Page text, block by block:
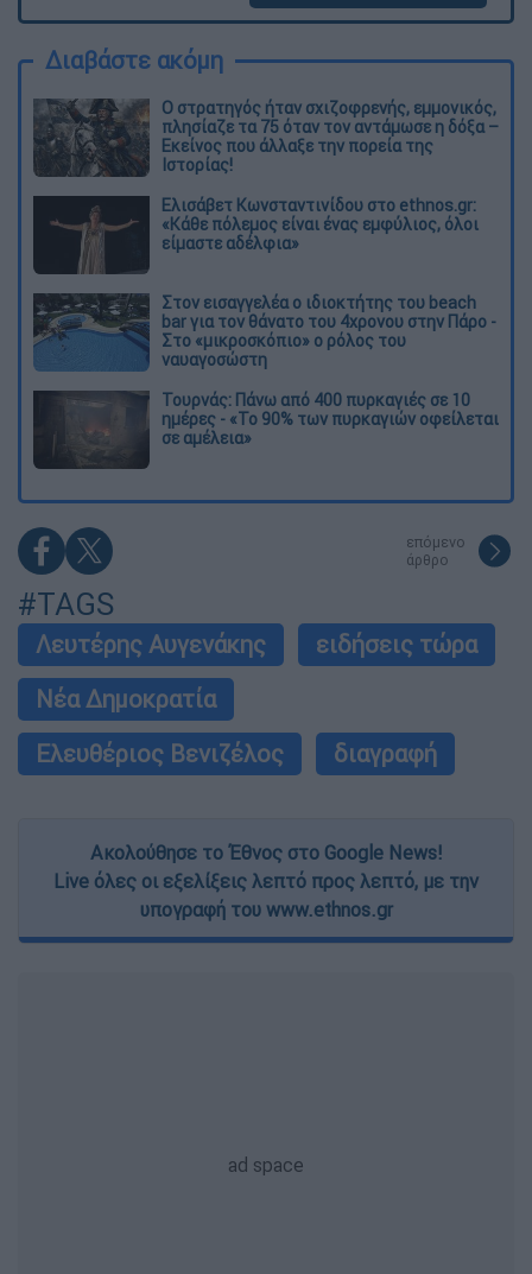
Διαβάστε ακόμη
O στρατηγός ήταν σχιζοφρενής, εμμονικός,
πλησίαζε τα 75 όταν τον αντάμωσε η δόξα –
Εκείνος που άλλαξε την πορεία της
Ιστορίας!
Ελισάβετ Κωνσταντινίδου στο ethnos.gr:
«Κάθε πόλεμος είναι ένας εμφύλιος, όλοι
είμαστε αδέλφια»
Στον εισαγγελέα ο ιδιοκτήτης του beach
bar για τον θάνατο του 4χρονου στην Πάρο -
Στο «μικροσκόπιο» ο ρόλος του
ναυαγοσώστη
Τουρνάς: Πάνω από 400 πυρκαγιές σε 10
ημέρες - «Το 90% των πυρκαγιών οφείλεται
σε αμέλεια»
επόμενο
άρθρο
#TAGS
Λευτέρης Αυγενάκης
ειδήσεις τώρα
Νέα Δημοκρατία
Ελευθέριος Βενιζέλος
διαγραφή
Ακολούθησε το Έθνος στο Google News!
Live όλες οι εξελίξεις λεπτό προς λεπτό, με την
υπογραφή του www.ethnos.gr